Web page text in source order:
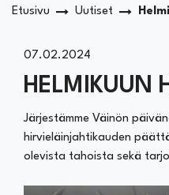
Etusivu Uutiset
07.02.2024
HELMIKUUN
Järjestämme Väinön
hirvieläinjahtikauden
olevista tahoista sekä